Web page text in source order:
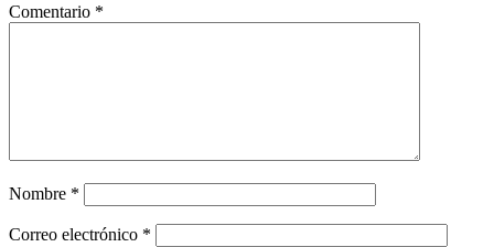
Comentario *
Nombre *
Correo electrónico *